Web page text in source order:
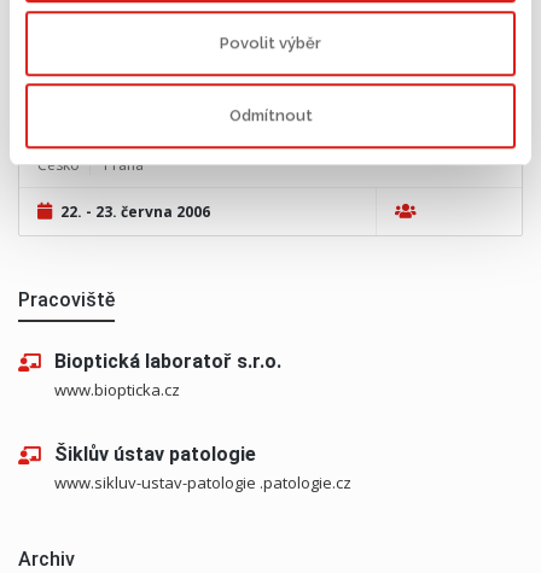
Povolit výběr
Odmítnout
imitate tumours, and the tumours they imitate"
International meeting of the Association of Clinical Pathologists
Česko Praha
22. - 23. června 2006
Pracoviště
Bioptická laboratoř s.r.o.
www.biopticka.cz
Šiklův ústav patologie
www.sikluv-ustav-patologie .patologie.cz
Archiv